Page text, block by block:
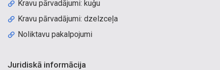
Kravu pārvadājumi: kuģu
Kravu pārvadājumi: dzelzceļa
Noliktavu pakalpojumi
Juridiskā informācija